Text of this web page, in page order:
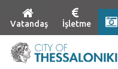
Vatandaş İşletme